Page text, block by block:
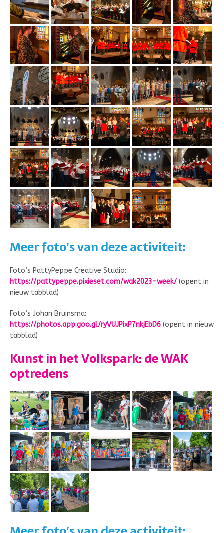
Meer foto’s van deze activiteit:
Foto’s PattyPeppe Creative Studio:
https://pattypeppe.pixieset.com/wak2023-week/ (opent in
nieuw tabblad)
Foto’s Johan Bruinsma:
https://photos.app.goo.gl/ryVUJPixP7nkjEbD6 (opent in nieuw
tabblad)
Kunst in het Volkspark: de WAK
optredens